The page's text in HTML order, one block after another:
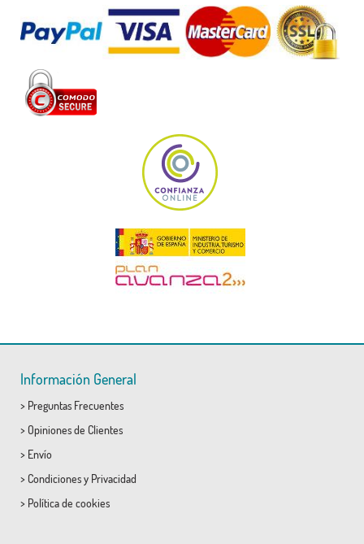
Información General
> Preguntas Frecuentes
> Opiniones de Clientes
> Envío
> Condicionesy Privacidad
> Política de cookies